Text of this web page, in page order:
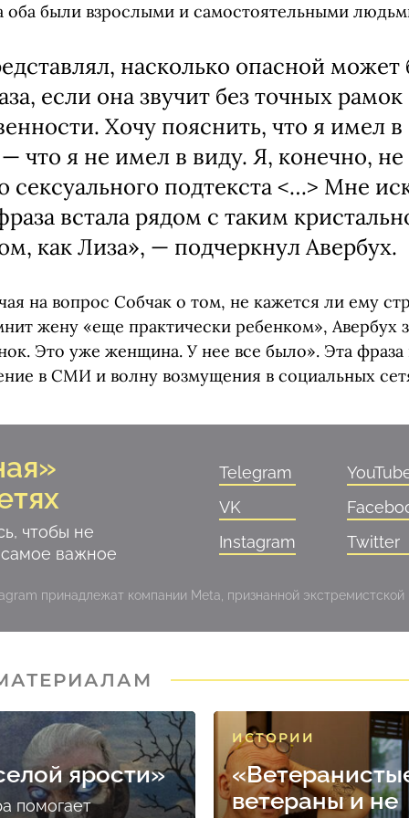
оба были взрослыми и самостоятельными
насколько опасной может
если она звучит без точных рамок
Хочу пояснить, что я имел
что я не имел в виду. Я, конечно,
сексуального подтекста <…> Мне
встала рядом с таким
как Лиза», — подчеркнул Авербух.
на вопрос Собчак о том, не кажется ли ему
жену «еще практически ребенком», Авербух
Это уже женщина. У нее все было». Эта фраза
в СМИ и волну возмущения в социальных
чтобы не
самое важное
Telegram
VK
Instagram
Twitter
принадлежат компании Meta, признанной
ярости»
помогает
ИСТОРИИ
ветераны и не